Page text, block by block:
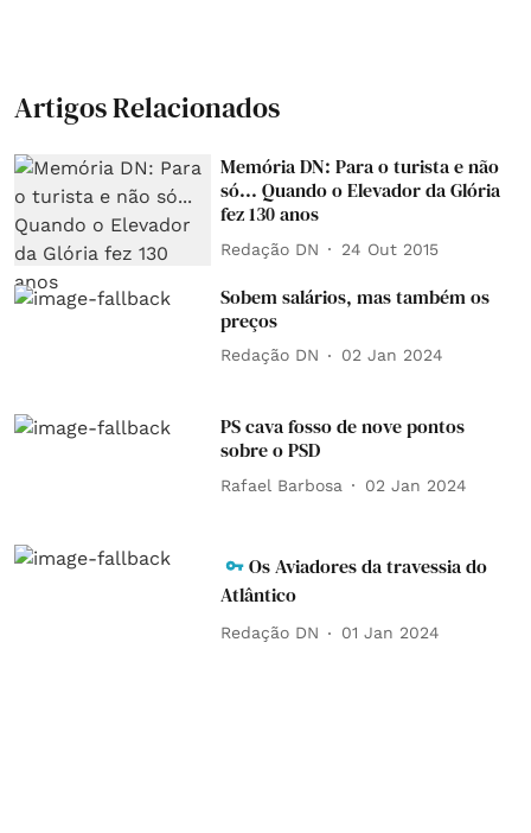
Artigos Relacionados
Memória DN: Para o turista e não
só... Quando o Elevador da Glória
fez 130 anos
Redação DN 24 Out 2015
Sobem salários, mas também os
preços
Redação DN 02 Jan 2024
PS cava fosso de nove pontos
sobre o PSD
Rafael Barbosa 02 Jan 2024
Os Aviadores da travessia do
Atlântico
Redação DN 01 Jan 2024